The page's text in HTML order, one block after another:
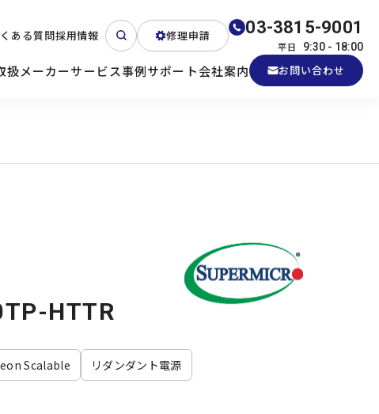
ある質問採用情報 修理申請 03-3815-9001
平日 9:30 - 18:00
産業用PC
扱メーカーサービス事例サポート会社案内 お問い合わせ
HTTR
Scalable リダンダント電源